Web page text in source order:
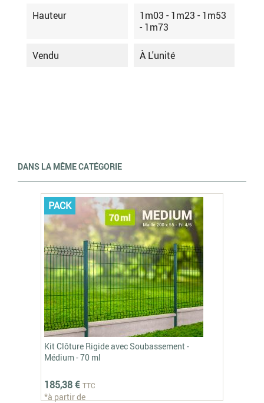
Hauteur
1m03 - 1m23 - 1m53
- 1m73
Vendu À L'unité
DANS LA MÊME CATÉGORIE
Kit Clôture Rigide avec Soubassement -
Médium - 70 ml
185,38 € TTC
*à partir de
PACK